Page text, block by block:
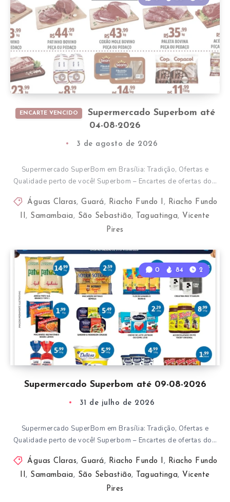
ENCARTE VENCIDO
Supermercado Superbom até
04-08-2026
3 de agosto de 2026
Supermercado SuperBom em Brasília: Tradição, Ofertas e
Qualidade perto de você! Superbom – Encartes de ofertas do…
Águas Claras, Guará , Riacho Fundo I ,
Riacho Fundo
, Samambaia , São Sebastião, Taguatinga, Vicente
Pires
Supermercado Superbom até 09-08-2026
0 84 2
31 de julho de 2026
Supermercado SuperBom em Brasília: Tradição, Ofertas e
Qualidade perto de você! Superbom – Encartes de ofertas do…
Águas Claras, Guará , Riacho Fundo I , Riacho Fundo
, Samambaia , São Sebastião, Taguatinga, Vicente
Pires